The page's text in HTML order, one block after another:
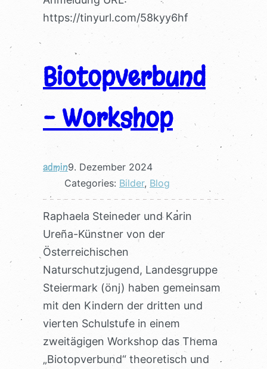
https://tinyurl.com/58kyy6hf
Biotopverbund
– Workshop
admin9. Dezember 2024
Categories: Bilder, Blog
Raphaela Steineder und Karin
Ureña-Künstner von der
Österreichischen
Naturschutzjugend, Landesgruppe
Steiermark (önj) haben gemeinsam
mit den Kindern der dritten und
vierten Schulstufe in einem
zweitägigen Workshop das Thema
„Biotopverbund“ theoretisch und